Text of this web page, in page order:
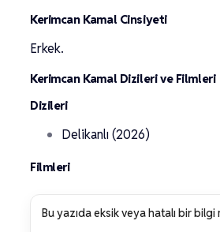
Kerimcan Kamal Cinsiyeti
Erkek.
Kerimcan Kamal Dizileri ve Filmleri
Dizileri
Delikanlı (2026)
Filmleri
Bu yazıda eksik veya hatalı bir bilgi